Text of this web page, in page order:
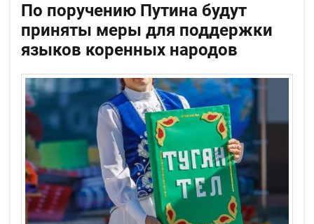
По поручению Путина будут
приняты меры для поддержки
языков коренных народов